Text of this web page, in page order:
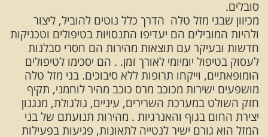
סובלים.
מכיוון שבני מזל טלה הדרך כלל נוטים להוביל, ליצור
ולהיות המובילים הם יעדיפו התנסויות בטיפולים וטכניקות
חדשות ובעיקר עם תוצאות מהירות הם חסרי סבלנות
לעסוק בטיפול יומיומי לאורך זמן. . הם יסכימו לטיפולים
הומופאתיים, וייקחו תרופות ללא סיבוכים. בני מזל טלה
מושפעים ישירות מכוכב מרס כוכב מהיר לוחמני, תקיף
חזק השולט במערכת השרירים, עיניים, גולגולת, מנגנון
יצירת החום בגוף והאנרגיות . מהירות תנועתם של בני
המזל הוא גורם ישיר לנטייה לתאונות, פגיעות בפעילות